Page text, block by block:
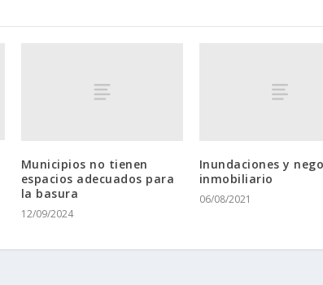
Municipios no tienen
espacios adecuados para
la basura
12/09/2024
Inundaciones y
inmobiliario
06/08/2021